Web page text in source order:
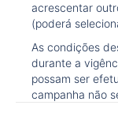
acrescentar
(poderá
As condições
durante a
possam ser
campanha não